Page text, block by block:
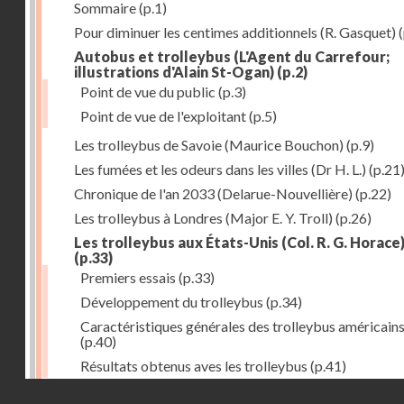
Sommaire(p.1)
Pour diminuer les centimes additionnels (R. Gasquet)
Autobus et trolleybus (L'Agent du Carrefour;
illustrations d'Alain St-Ogan) (p.2)
Point de vue du public (p.3)
Point de vue de l'exploitant(p.5)
Les trolleybus de Savoie (Maurice Bouchon) (p.9)
Les fumées et les odeurs dans les villes (Dr H. L.) (p.21)
Chronique de l'an 2033 (Delarue-Nouvellière) (p.22)
Les trolleybus à Londres (Major E. Y. Troll) (p.26)
Les trolleybus aux États-Unis (Col. R. G. Horace)
(p.33)
Premiers essais (p.33)
Développement du trolleybus (p.34)
Caractéristiques générales des trolleybus américains
(p.40)
Résultats obtenus aves les trolleybus (p.41)